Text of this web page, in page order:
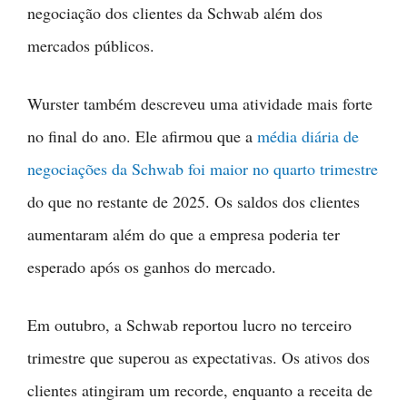
negociação dos clientes da Schwab além dos
mercados públicos.
Wurster também descreveu uma atividade mais forte
no final do ano. Ele afirmou que a média diária de
negociações da Schwab foi maior no quarto trimestre
do que no restante de 2025. Os saldos dos clientes
aumentaram além do que a empresa poderia ter
esperado após os ganhos do mercado.
Em outubro, a Schwab reportou lucro no terceiro
trimestre que superou as expectativas. Os ativos dos
clientes atingiram um recorde, enquanto a receita de